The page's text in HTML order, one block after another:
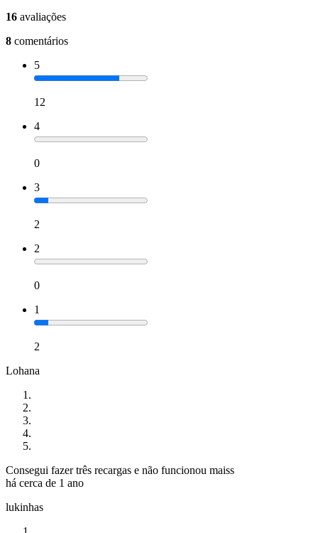
16 avaliações
8 comentários
5
12
4
0
3
2
2
0
1
2
Lohana
Consegui fazer três recargas e não funcionou maiss
há cerca de 1 ano
lukinhas